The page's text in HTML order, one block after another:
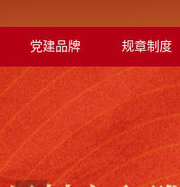
党建品牌 规章制度